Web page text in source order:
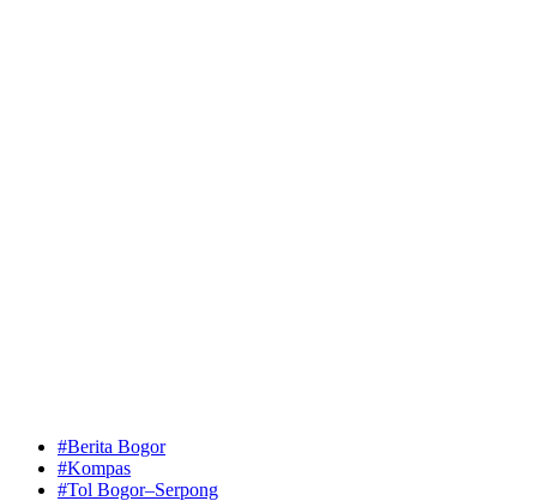
#Berita Bogor
#Kompas
#Tol Bogor–Serpong